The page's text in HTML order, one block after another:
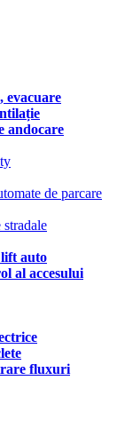
evacuare
andocare
de parcare
auto
al accesului
fluxuri